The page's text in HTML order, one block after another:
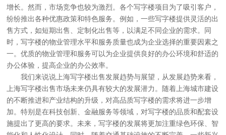
增长。然而，市场竞争也较为激烈。各个写字楼项目为了吸引客户，
纷纷推出各种优惠政策和特色服务。例如，一些写字楼提供灵活的出
售方式，如短期 出售 、定制化出售等，以满足不同企业的需求。同
时，写字楼的物业管理水平和服务质量也成为企业选择的重要因素之
一。优质的物业管理和服务可以为企业提供良好的办公环境和舒适的
办公体验，提高企业的办公效率。
我们来说说上海写字楼出售 发展趋势与展望 ， 从发展趋势来看，
上海写字楼出售市场未来仍具有较大的发展潜力。随着上海城市建设
的不断推进和产业结构的升级，对高品质写字楼的需求将进一步增
加。特别是在科技创新、金融服务等领域，对写字楼的品质和配套设
施提出了更高的要求。未来，写字楼的发展将更加注重绿色环保、智